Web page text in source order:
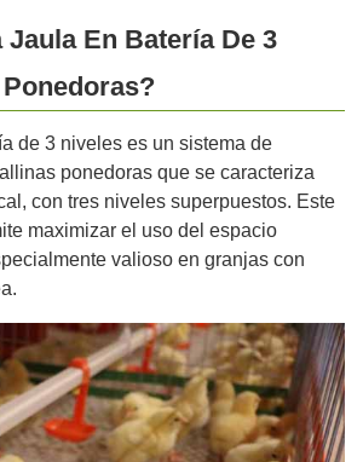
Jaula En Batería De 3
de 3 niveles es un sistema de
ponedoras que se caracteriza
con tres niveles superpuestos. Este
maximizar el uso del espacio
valioso en granjas con